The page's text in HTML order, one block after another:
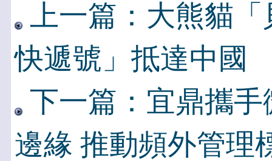
上一篇：大熊貓
快遞號」抵達中國
下一篇：宜鼎攜
邊緣 推動頻外管理